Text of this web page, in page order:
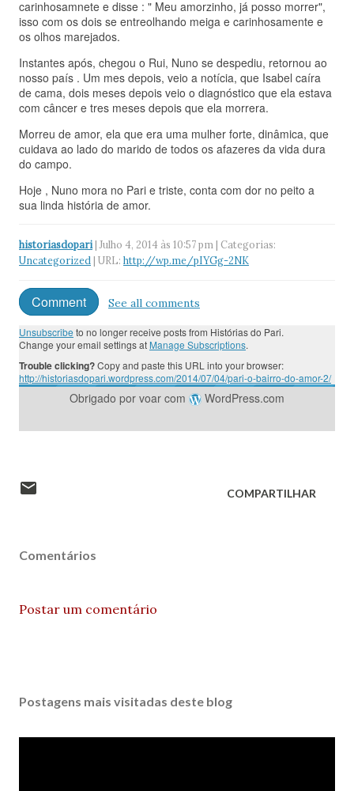
carinhosamnete e disse : " Meu amorzinho, já posso morrer",
isso com os dois se entreolhando meiga e carinhosamente e
os olhos marejados.
Instantes após, chegou o Rui, Nuno se despediu, retornou ao
nosso país . Um mes depois, veio a notícia, que Isabel caíra
de cama, dois meses depois veio o diagnóstico que ela estava
com câncer e tres meses depois que ela morrera.
Morreu de amor, ela que era uma mulher forte, dinâmica, que
cuidava ao lado do marido de todos os afazeres da vida dura
do campo.
Hoje , Nuno mora no Pari e triste, conta com dor no peito a
sua linda história de amor.
historiasdopari| Julho 4, 2014 às 10:57 pm | Categorias:
Uncategorized | URL: http://wp.me/pIYGg-2NK
Comment See all comments
Unsubscribe to no longer receive posts from Histórias do Pari.
Change your email settings at Manage Subscriptions.
Trouble clicking?Copy and paste this URL into your browser:
http://historiasdopari.wordpress.com/2014/07/04/pari-o-bairro-do-amor-2/
Obrigado por voar com WordPress.com
COMPARTILHAR
Comentários
Postar um comentário
Postagens mais visitadas deste blog